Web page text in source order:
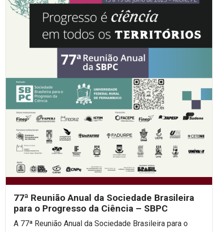
77ª Reunião Anual da Sociedade Brasileira
para o Progresso da Ciência – SBPC
A 77ª Reunião Anual da Sociedade Brasileira para o